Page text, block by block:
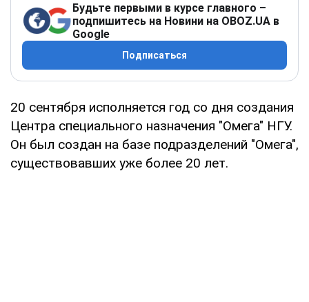
Будьте первыми в курсе главного –
подпишитесь на Новини на OBOZ.UA в
Google
Подписаться
20 сентября исполняется год со дня создания
Центра специального назначения "Омега" НГУ.
Он был создан на базе подразделений "Омега",
существовавших уже более 20 лет.